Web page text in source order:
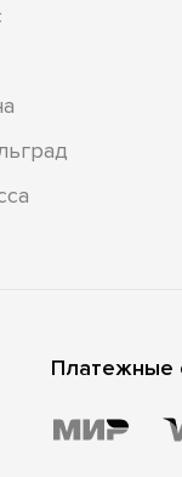
Платежные